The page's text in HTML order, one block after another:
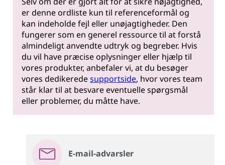
er denne ordliste kun til referenceformål og
kan indeholde fejl eller unøjagtigheder. Den
fungerer som en generel ressource til at forstå
almindeligt anvendte udtryk og begreber. Hvis
du vil have præcise oplysninger eller hjælp til
vores produkter, anbefaler vi, at du besøger
vores dedikeredesupportside, hvor vores team
står klar til at besvare eventuelle spørgsmål
eller problemer, du måtte have.
E-mail-advarsler